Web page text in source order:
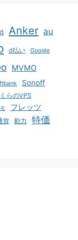
Anker au
d払い Google
MVMO
Sonoff
らのVPS
フレッツ
貨 動力 特価